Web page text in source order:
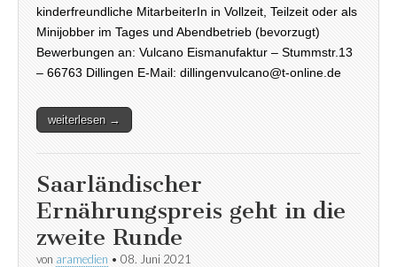
kinderfreundliche MitarbeiterIn in Vollzeit, Teilzeit oder als
Minijobber im Tages und Abendbetrieb (bevorzugt)
Bewerbungen an: Vulcano Eismanufaktur – Stummstr.13
– 66763 Dillingen E-Mail: dillingenvulcano@t-online.de
weiterlesen →
Saarländischer
Ernährungspreis geht in die
zweite Runde
von aramedien • 08. Juni 2021